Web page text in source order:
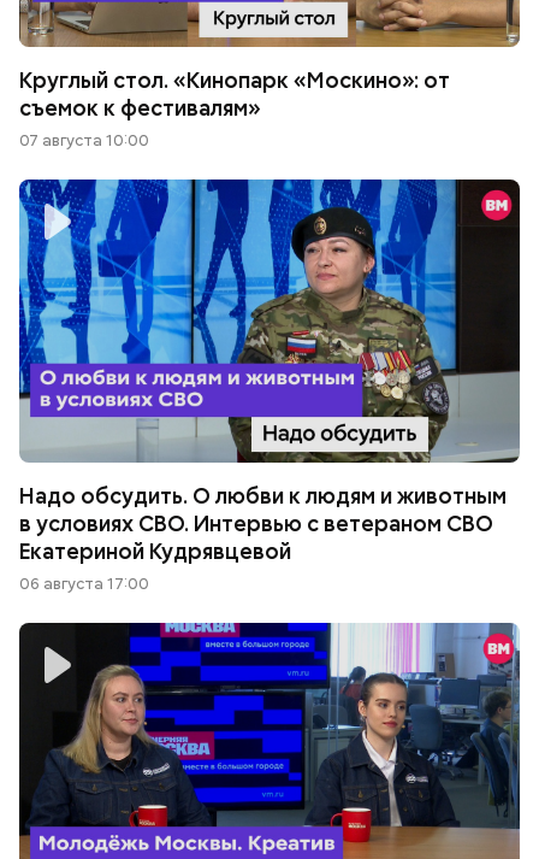
Круглый стол. «Кинопарк «Москино»: от
съемок к фестивалям»
07 августа 10:00
Надо обсудить. О любви к людям и животным
в условиях СВО. Интервью с ветераном СВО
Екатериной Кудрявцевой
06 августа 17:00